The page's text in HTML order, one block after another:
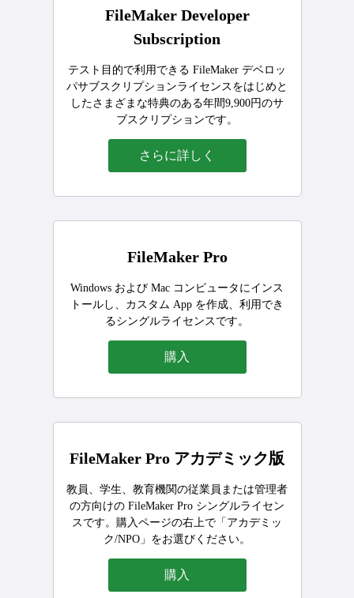
FileMaker Developer
Subscription
テスト目的で利用できる FileMaker デベロッ
パサブスクリプションライセンスをはじめと
したさまざまな特典のある年間9,900円のサ
ブスクリプションです。
さらに詳しく
FileMaker Pro
Windows および Mac コンピュータにインス
トールし、カスタム App を作成、利用でき
るシングルライセンスです。
購入
FileMaker Pro アカデミック版
教員、学生、教育機関の従業員または管理者
の方向けの FileMaker Pro シングルライセン
スです。購入ページの右上で「アカデミッ
ク/NPO」をお選びください。
購入